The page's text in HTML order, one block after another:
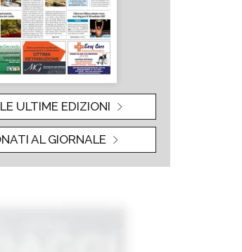
ULTIME EDIZIONI
AL GIORNALE